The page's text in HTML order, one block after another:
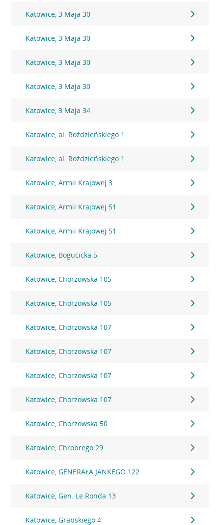
Katowice, 3 Maja 30
Katowice, 3 Maja 30
Katowice, 3 Maja 30
Katowice, 3 Maja 30
Katowice, 3 Maja 34
Katowice, al. Roździeńskiego 1
Katowice, al. Roździeńskiego 1
Katowice, Armii Krajowej 3
Katowice, Armii Krajowej 51
Katowice, Armii Krajowej 51
Katowice, Bogucicka 5
Katowice, Chorzowska 105
Katowice, Chorzowska 105
Katowice, Chorzowska 107
Katowice, Chorzowska 107
Katowice, Chorzowska 107
Katowice, Chorzowska 107
Katowice, Chorzowska 50
Katowice, Chrobrego 29
Katowice, GENERAŁA JANKEGO 122
Katowice, Gen. Le Ronda 13
Katowice, Grabskiego 4